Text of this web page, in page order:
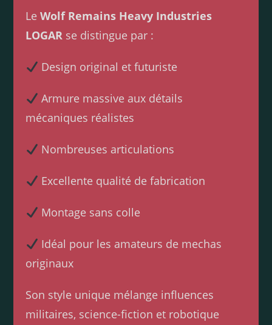
LeWolf Remains Heavy Industries
LOGAR se distingue par :
Design original et futuriste
Armure massive aux détails
mécaniques réalistes
Nombreuses articulations
Excellente qualité de fabrication
Montage sans colle
Idéal pour les amateurs de mechas
originaux
Son style unique mélange influences
militaires, science-fiction et robotique